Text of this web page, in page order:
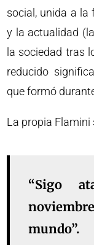
social, unida a
y la actualidad
la sociedad tras
reducido
que formó
La propia Flamini
“Sigo
mundo”.